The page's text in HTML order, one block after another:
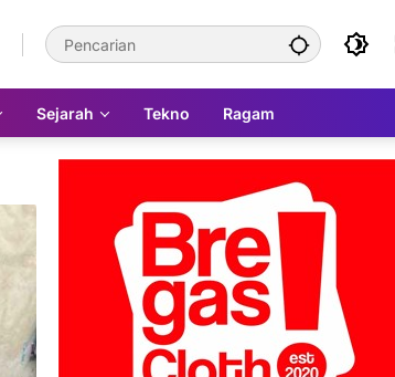
Sejarah Tekno Ragam